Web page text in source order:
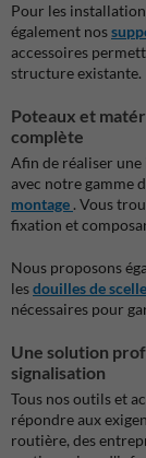
Pour les
également nos
accessoires
structure existante.
Poteaux et
complète
Afin de réaliser une
avec notre gamme
montage . Vous
fixation et
Nous proposons
lesdouilles de
nécessaires pour
Une solution
signalisation
Tous nos outils et
répondre aux
routière, des